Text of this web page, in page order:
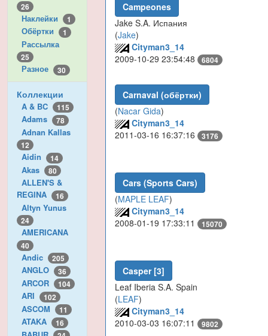
26
Наклейки 1
Обёртки 1
Рассылка
25
Разное 30
Коллекции
A & BC 115
Adams 78
Adnan Kallas
12
Aidin 14
Akas 80
ALLEN'S &
REGINA
16
Altyn Yunus
24
AMERICANA
40
Andic 205
ANGLO 36
ARCOR 104
ARI 102
ASCOM 11
ATAKA 16
Campeones
Jake S.A. Испания
(Jake)
Cityman3_14
2009-10-29 23:54:48 6804
Carnaval (обёртки)
(Nacar Gida)
Cityman3_14
2011-03-16 16:37:16 3176
Cars (Sports Cars)
(MAPLE LEAF)
Cityman3_14
2008-01-19 17:33:11 15070
Casper [3]
Leaf Iberia S.A. Spain
(LEAF)
Cityman3_14
2010-03-03 16:07:11 9802